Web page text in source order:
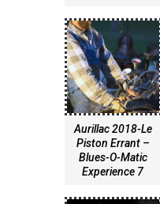
Aurillac 2018-Le
Piston Errant –
Blues-O-Matic
Experience 7